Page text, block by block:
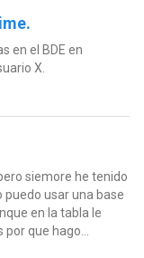
en el BDE en
X.
siemore he tenido
puedo usar una base
en la tabla le
que hago...